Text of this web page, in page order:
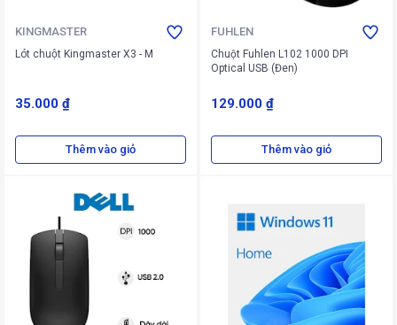
KINGMASTER
Lót chuột Kingmaster X3 - M
35.000 ₫
Thêm vào giỏ
FUHLEN
Chuột Fuhlen L102 1000 DPI
Optical USB (Đen)
129.000 ₫
Thêm vào giỏ